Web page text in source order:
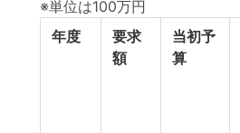
※単位は100万円
年度
要求
額
当初予
算